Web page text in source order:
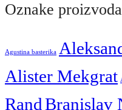
Oznake proizvoda
Agustina basterika
Alister Mekgrat
RandBranislav